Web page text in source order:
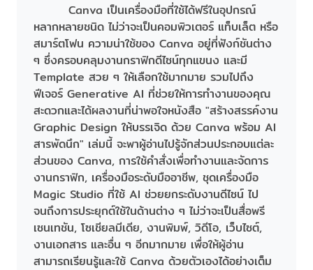
Canva เป็นเครื่องมือที่ใช้ได้ฟรีในอุปกรณ์
หลากหลายชนิด ไม่ว่าจะเป็นคอมพิวเตอร์ แท็บเล็ต หรือ
สมาร์ตโฟน ความน่าใช้ของ Canva อยู่ที่ฟังก์ชันต่าง
ๆ ซึ่งครอบคลุมงานกราฟิกดีไซน์ทุกแขนง และมี
Template สวย ๆ ให้เลือกใช้มากมาย รวมไปถึง
ฟีเจอร์ Generative AI ที่ช่วยให้การทำงานของคุณ
สะดวกและได้ผลงานที่น่าพอใจหนังสือ "สร้างสรรค์งาน
Graphic Design ให้บรรเจิด ด้วย Canva พร้อม AI
สารพัดนึก" เล่มนี้ จะพาผู้อ่านไปรู้จักส่วนประกอบแต่ละ
ส่วนของ Canva, การใช้คำสั่งเพื่อทำงานและจัดการ
งานกราฟิก, เครื่องมือระดับมืออาชีพ, ชุดเครื่องมือ
Magic Studio ที่ใช้ AI ช่วยยกระดับงานดีไซน์ ไป
จนถึงการประยุกต์ใช้ในด้านต่าง ๆ ไม่ว่าจะเป็นสื่อพรี
เซนเทชัน, โซเชียลมีเดีย, งานพิมพ์, วิดีโอ, เว็บไซต์,
งานเอกสาร และอื่น ๆ อีกมากมาย เพื่อให้ผู้อ่าน
สามารถเรียนรู้และใช้ Canva ด้วยตัวเองได้อย่างเต็ม